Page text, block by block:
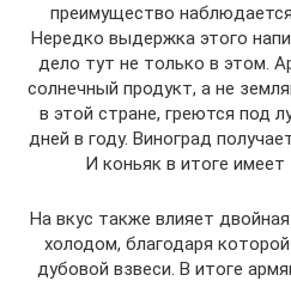
преимущество
Нередко выдержка этого
дело тут не только в этом.
солнечный продукт, а не
в этой стране, греются под
дней в году. Виноград
И коньяк в итоге имеет
На вкус также влияет
холодом, благодаря
дубовой взвеси. В итоге